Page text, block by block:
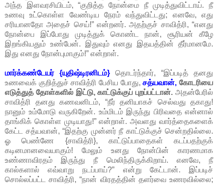
அந்த இளவரசியிடம், “குறித்த நோன்மை நீ முடித்துவிட்டாய். நீ
உணவு உட்கொள்ள வேண்டிய நேரம் வந்துவிட்டது; எனவே, எது
சரியானதோ அதைச் செய்!” என்றனர். அதற்குச் சாவித்ரி, “எனது
நோன்பை இப்போது முடித்துக் கொண்ட நான், சூரியன் கீழே
இறங்கியதும் உண்பேன். இதுவும் எனது இதயத்தின் தீர்மானமே.
இது எனது நோன்புமாகும்!” என்றாள்.
மார்க்கண்டேயர் {யுதிஷ்டிரனிடம்} தொடர்ந்தார், “இப்படித் தனது
உணவைக் குறித்துச் சாவித்ரி பேசிய போது,சத்யவான், கோடரியை
எடுத்துத் தோள்களில் இட்டு, காட்டுக்குப் புறப்பட்டான். அதன்பேரில்
சாவித்ரி தனது கணவனிடம், “நீர் தனியாகச் செல்வது தகாது!
நானும் உம்மோடு வருகிறேன். உம்மிடம் இருந்து பிரிவதை என்னால்
தாங்கிக் கொள்ள முடியாது!” என்றாள். அவளது வார்த்தைகளைக்
கேட்ட சத்யவான், “இதற்கு முன்னர் நீ காட்டுக்குச் சென்றதில்லை.
ஓ பெண்ணே {சாவித்ரி}, காட்டுப்பாதைகள் கடப்பதற்குக்
கடினமானவையாகும்! மேலும் உனது நோன்பின் காரணமாக
உண்ணாவிரதம் இருந்து நீ மெலிந்திருக்கிறாய். எனவே, நீ
கால்களால் எவ்வாறு நடப்பாய்?” என்று கேட்டான். இப்படிச்
சொல்லப்பட்ட சாவித்ரி, “நான் விரதத்தின் தளர்வை உணரவில்லை;